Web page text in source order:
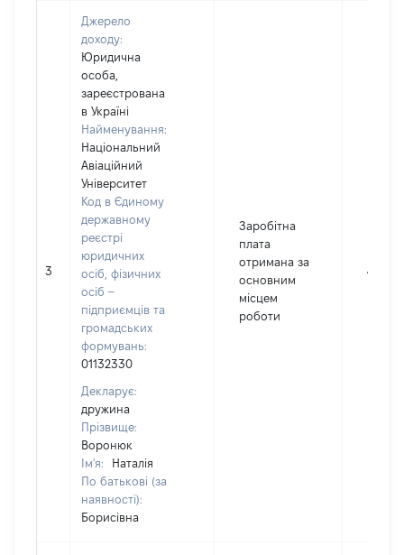
3
Джерело
доходу:
Юридична
особа,
зареєстрована
в Україні
Найменування:
Національний
Авіаційний
Університет
Код в Єдиному
державному
реєстрі
юридичних
осіб, фізичних
осіб –
підприємців та
громадських
формувань:
01132330
Декларує:
дружина
Прізвище:
Воронюк
Ім'я:
Наталія
По батькові (за
наявності):
Борисівна
Заробітна
плата
отримана за
основним
місцем
роботи
42157